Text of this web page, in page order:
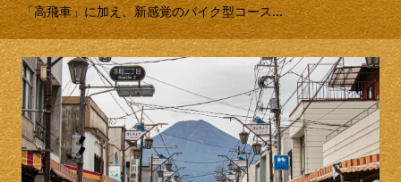
「高飛車」に加え、新感覚のバイク型コース...